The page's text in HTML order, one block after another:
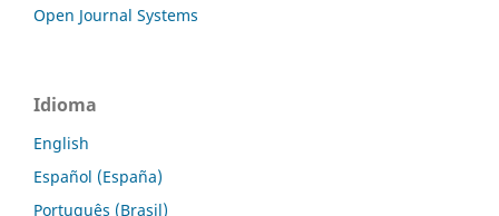
Open Journal Systems
Idioma
English
Español (España)
Português (Brasil)